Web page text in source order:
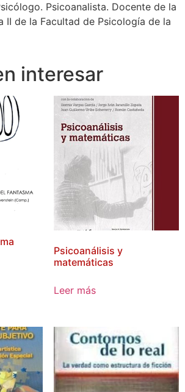
Psicoanalista. Docente de la
II de la Facultad de Psicología de la
interesar
Psicoanálisis y
matemáticas
Leer más